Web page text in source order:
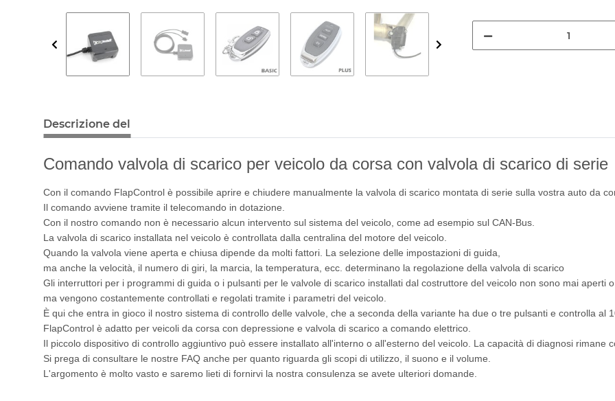
Descrizione del
Comando valvola di scarico per veicolo da corsa con valvola di scarico di serie
Con il comando FlapControl è possibile aprire e chiudere manualmente la valvola di scarico montata di serie sulla vostra auto da
Il comando avviene tramite il telecomando in dotazione.
Con il nostro comando non è necessario alcun intervento sul sistema del veicolo, come ad esempio sul CAN-Bus.
La valvola di scarico installata nel veicolo è controllata dalla centralina del motore del veicolo.
Quando la valvola viene aperta e chiusa dipende da molti fattori. La selezione delle impostazioni di guida,
ma anche la velocità, il numero di giri, la marcia, la temperatura, ecc. determinano la regolazione della valvola di scarico
Gli interruttori per i programmi di guida o i pulsanti per le valvole di scarico installati dal costruttore del veicolo non sono mai aperti
ma vengono costantemente controllati e regolati tramite i parametri del veicolo.
È qui che entra in gioco il nostro sistema di controllo delle valvole, che a seconda della variante ha due o tre pulsanti e controlla al
FlapControl è adatto per veicoli da corsa con depressione e valvola di scarico a comando elettrico.
Il piccolo dispositivo di controllo aggiuntivo può essere installato all'interno o all'esterno del veicolo. La capacità di diagnosi
Si prega di consultare le nostre FAQ anche per quanto riguarda gli scopi di utilizzo, il suono e il volume.
L'argomento è molto vasto e saremo lieti di fornirvi la nostra consulenza se avete ulteriori domande.